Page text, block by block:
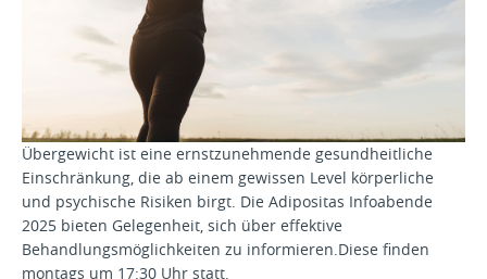
Übergewicht ist eine ernstzunehmende gesundheitliche
Einschränkung, die ab einem gewissen Level körperliche
und psychische Risiken birgt. Die Adipositas Infoabende
2025 bieten Gelegenheit, sich über effektive
Behandlungsmöglichkeiten zu informieren.Diese finden
montags um 17:30 Uhr statt.